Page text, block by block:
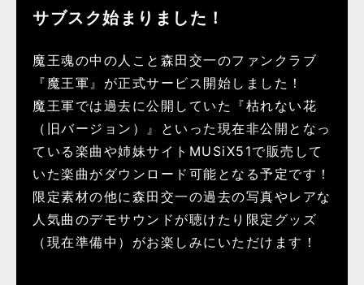
サブスク始まりました！
魔王魂の中の人こと森田交一のファンクラブ
『魔王軍』が正式サービス開始しました！
魔王軍では過去に公開していた『枯れない花
（旧バージョン）』といった現在非公開となっ
ている楽曲や姉妹サイトMUSiX51で販売して
いた楽曲がダウンロード可能となる予定です！
限定素材の他に森田交一の過去の写真やレアな
人気曲のデモサウンドが聴けたり限定グッズ
（現在準備中）がお楽しみにいただけます！